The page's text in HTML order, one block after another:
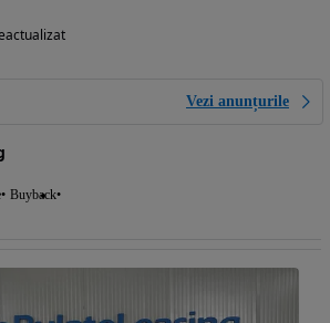
Vezi anunțurile
Buyback